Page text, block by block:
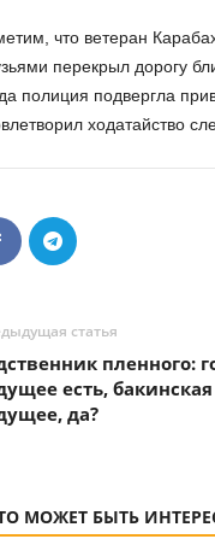
что ветеран
перекрыл дорогу
полиция подвергла
ходатайство
статья
пленного:
есть,
да?
МОЖЕТ БЫТЬ